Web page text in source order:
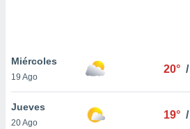
únicos
similares
Miércoles
19 Ago
20° /
Jueves
20 Ago
19° /